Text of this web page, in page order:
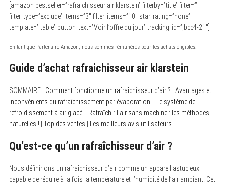
[amazon bestseller=”rafraichisseur air klarstein” filterby=”title” filter=””
filter_type=”exclude” items=”3″ filter_items=”10″ star_rating=”none”
template=” table” button_text=”Voir l’offre du jour” tracking_id=”jbcc4-21″]
En tant que Partenaire Amazon, nous sommes rémunérés pour les achats éligibles.
Guide d’achat rafraichisseur air klarstein
SOMMAIRE : Comment fonctionne un rafraîchisseur d’air ? | Avantages et
inconvénients du rafraîchissement par évaporation. | Le système de
refroidissement à air glacé. | Rafraîchir l’air sans machine : les méthodes
naturelles ! | Top des ventes | Les meilleurs avis utilisateurs
Qu’est-ce qu’un rafraîchisseur d’air ?
Nous définirions un rafraîchisseur d’air comme un appareil astucieux
capable de réduire à la fois la température et l’humidité de l’air ambiant. Cet